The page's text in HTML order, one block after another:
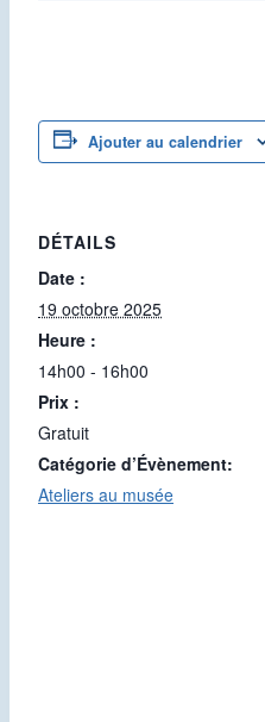
Ajouter au calendrier
DÉTAILS
Date :
19 octobre 2025
Heure :
14h00 - 16h00
Prix :
Gratuit
Catégorie d’Évènement:
Ateliers au musée